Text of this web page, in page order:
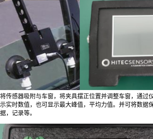
将传感器吸附与车窗，将夹具摆正位置并调整车窗，通过
示实时数值，也可显示最大峰值，平均力值。并可将数据
据，记录等。